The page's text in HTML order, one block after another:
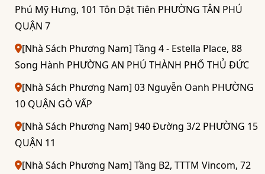
Phú Mỹ Hưng, 101 Tôn Dật Tiên PHƯỜNG TÂN PHÚ
QUẬN 7
[Nhà Sách Phương Nam] Tầng 4 - Estella Place, 88
Song Hành PHƯỜNG AN PHÚ THÀNH PHỐ THỦ ĐỨC
[Nhà Sách Phương Nam] 03 Nguyễn Oanh PHƯỜNG
10 QUẬN GÒ VẤP
[Nhà Sách Phương Nam] 940 Đường 3/2 PHƯỜNG 15
QUẬN 11
[Nhà Sách Phương Nam] Tầng B2, TTTM Vincom, 72